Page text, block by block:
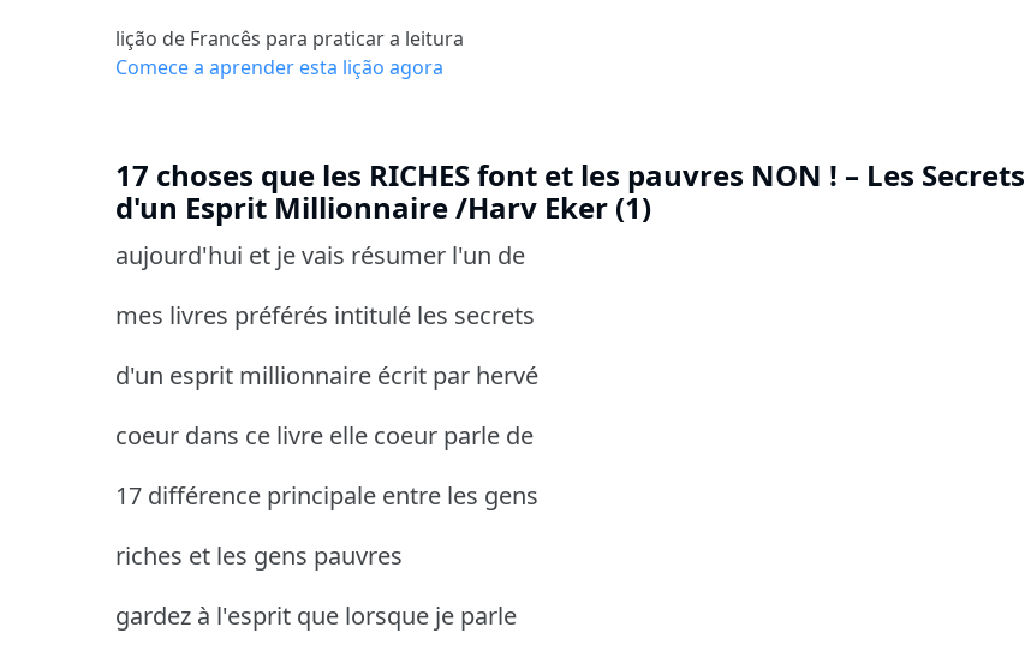
lição de Francês para praticar a leitura
Comece a aprender esta lição agora
17 choses que les RICHES font et les pauvres NON ! – Les Secrets
d'un Esprit Millionnaire /Harv Eker (1)
aujourd'hui et je vais résumer l'un de
mes livres préférés intitulé les secrets
d'un esprit millionnaire écrit par hervé
coeur dans ce livre elle coeur parle de
17 différence principale entre les gens
riches et les gens pauvres
gardez à l'esprit que lorsque je parle